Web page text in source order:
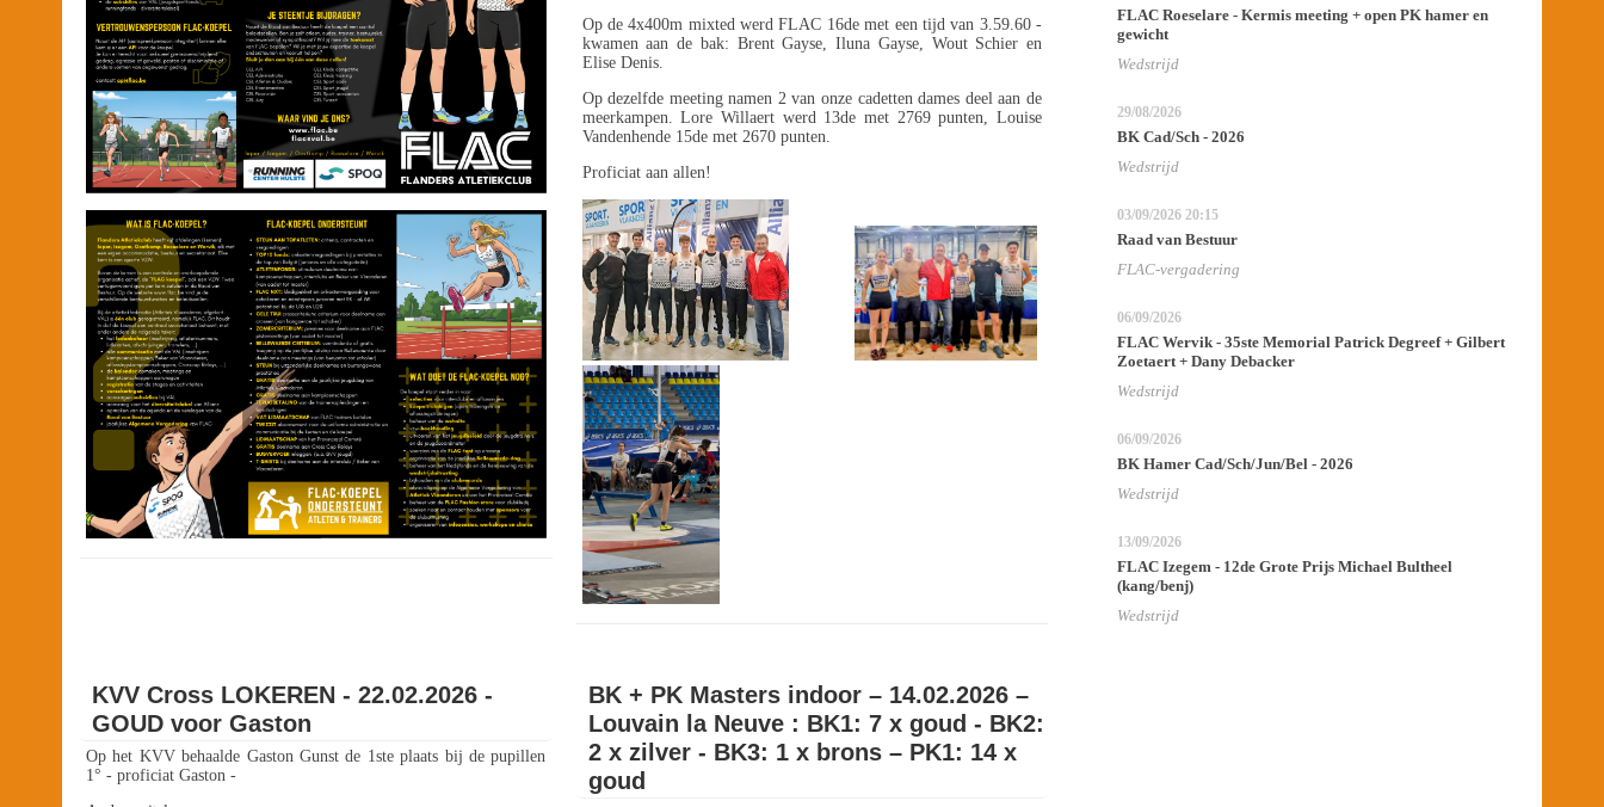
Op de 4x400m mixted werd FLAC 16de met een tijd van 3.59.60 -
kwamen aan de bak: Brent Gayse, Iluna Gayse, Wout Schier en
Elise Denis.
Op dezelfde meeting namen 2 van onze cadetten dames deel aan de
meerkampen. Lore Willaert werd 13de met 2769 punten, Louise
Vandenhende 15de met 2670 punten.
Proficiat aan allen!
KVV Cross LOKEREN - 22.02.2026 -
GOUD voor Gaston
Op het KVV behaalde Gaston Gunst de 1ste plaats bij de pupillen
1° - proficiat Gaston -
BK + PK Masters indoor – 14.02.2026 –
Louvain la Neuve : BK1: 7 x goud - BK2:
2 x zilver - BK3: 1 x brons – PK1: 14 x
goud
FLAC Roeselare - Kermis meeting + open PK hamer en
gewicht
Wedstrijd
29/08/2026
BK Cad/Sch - 2026
Wedstrijd
03/09/2026 20:15
Raad van Bestuur
FLAC-vergadering
06/09/2026
FLAC Wervik - 35ste Memorial Patrick Degreef + Gilbert
Zoetaert + Dany Debacker
Wedstrijd
06/09/2026
BK Hamer Cad/Sch/Jun/Bel - 2026
Wedstrijd
13/09/2026
FLAC Izegem - 12de Grote Prijs Michael Bultheel
(kang/benj)
Wedstrijd